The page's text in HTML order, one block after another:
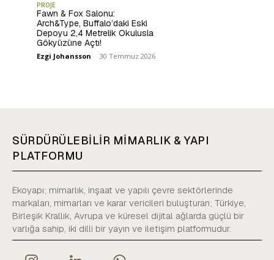
PROJE
Fawn & Fox Salonu:
Arch&Type, Buffalo’daki Eski
Depoyu 2,4 Metrelik Okulusla
Gökyüzüne Açtı!
Ezgi Johansson - 30 Temmuz 2026
SÜRDÜRÜLEBİLİR MİMARLIK & YAPI
PLATFORMU
Ekoyapı; mimarlık, inşaat ve yapılı çevre sektörlerinde
markaları, mimarları ve karar vericileri buluşturan; Türkiye,
Birleşik Krallık, Avrupa ve küresel dijital ağlarda güçlü bir
varlığa sahip, iki dilli bir yayın ve iletişim platformudur.